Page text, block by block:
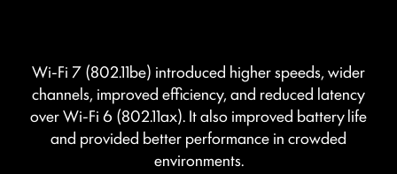
Wi-Fi 7 (802.11be) introduced higher speeds, wider
channels, improved efficiency, and reduced latency
over Wi-Fi 6 (802.11ax). It also improved battery life
and provided better performance in crowded
environments.